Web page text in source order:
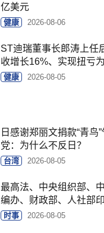
亿美元
健康 2026-08-06
ST迪瑞董事长郎涛上任
收增长16%、实现扭亏
健康 2026-08-05
日感谢郑丽文捐款“青鸟
党：为什么不反日？
台湾 2026-08-05
最高法、中央组织部、
编办、财政部、人社部
时事 2026-08-05